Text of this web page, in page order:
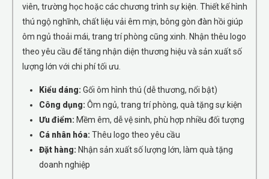
viên, trường học hoặc các chương trình sự kiện. Thiết kế hình
thú ngộ nghĩnh, chất liệu vải êm mịn, bông gòn đàn hồi giúp
ôm ngủ thoải mái, trang trí phòng cũng xinh. Nhận thêu logo
theo yêu cầu để tăng nhận diện thương hiệu và sản xuất số
lượng lớn với chi phí tối ưu.
Kiểu dáng: Gối ôm hình thú (dễ thương, nổi bật)
Công dụng: Ôm ngủ, trang trí phòng, quà tặng sự kiện
Ưu điểm: Mềm êm, dễ vệ sinh, phù hợp nhiều đối tượng
Cá nhân hóa: Thêu logo theo yêu cầu
Đặt hàng: Nhận sản xuất số lượng lớn, làm quà tặng
doanh nghiệp